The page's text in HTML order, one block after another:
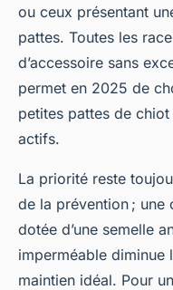
ou ceux présentant
pattes. Toutes les
d’accessoire sans
permet en 2025 de
petites pattes de
actifs.
La priorité reste
de la prévention ; une
dotée d’une semelle
imperméable
maintien idéal. Pour